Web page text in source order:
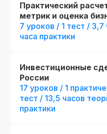
Практический
метрик и оценка
7 уроков / 1 тест /
часа практики
Инвестиционные
России
17 уроков / 1
тест / 13,5 часов
практики
Лицензия на осуществление
образовательной деятельности
При дополнительной
регистрации
Диплом о прохождении